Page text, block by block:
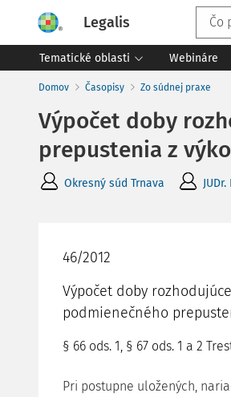
Legalis
Tematické oblasti Webináre
Domov Časopisy Zo súdnej praxe
Výpočet doby
prepustenia z
Okresný súd Trnava
46/2012
Výpočet doby
podmienečného
§ 66 ods. 1, § 67 ods. 1 a 2
Pri postupne uložených,